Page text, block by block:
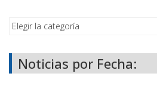
Noticias por Fecha: